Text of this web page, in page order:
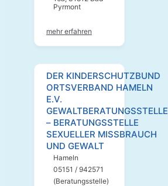
Pyrmont
mehr erfahren
DER KINDERSCHUTZBUND
ORTSVERBAND HAMELN
E.V.
GEWALTBERATUNGSSTELLE
– BERATUNGSSTELLE
SEXUELLER MISSBRAUCH
UND GEWALT
Hameln
05151 / 942571
(Beratungsstelle)